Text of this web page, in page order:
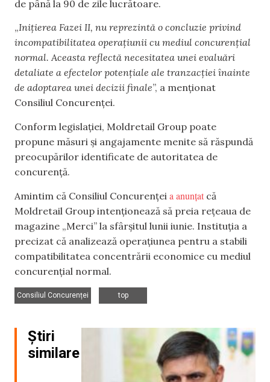
de până la 90 de zile lucrătoare.
„Inițierea Fazei II, nu reprezintă o concluzie privind
incompatibilitatea operațiunii cu mediul concurențial
normal. Aceasta reflectă necesitatea unei evaluări
detaliate a efectelor potențiale ale tranzacției înainte
de adoptarea unei decizii finale”, a menționat
Consiliul Concurenței.
Conform legislației, Moldretail Group poate
propune măsuri și angajamente menite să răspundă
preocupărilor identificate de autoritatea de
concurență.
Amintim că Consiliul Concurenței a anunțat că
Moldretail Group intenționează să preia rețeaua de
magazine „Merci” la sfârșitul lunii iunie. Instituția a
precizat că analizează operațiunea pentru a stabili
compatibilitatea concentrării economice cu mediul
concurenţial normal.
Consiliul Concurenței
top
Știri
similare